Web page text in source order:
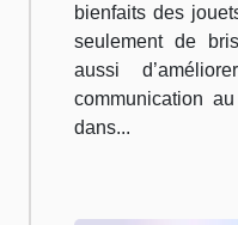
bienfaits des
seulement de
aussi
communication
dans...